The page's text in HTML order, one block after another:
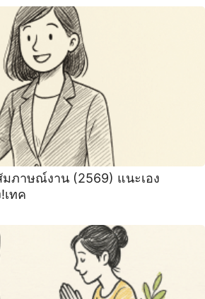
มภาษณ์งาน (2569) แนะเอง
ทค